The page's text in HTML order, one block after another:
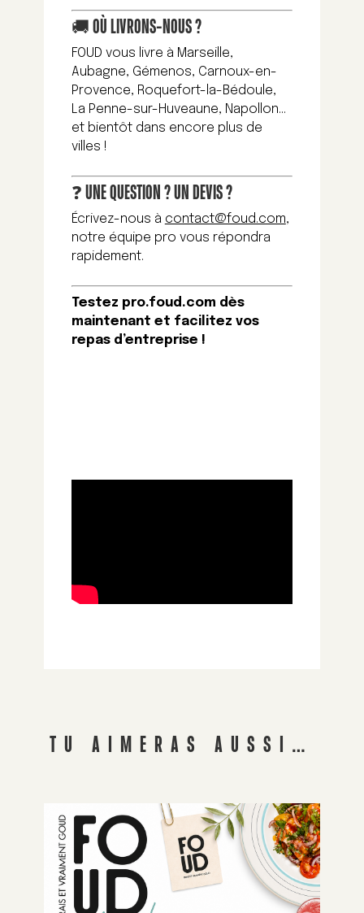
🚚 OÙ LIVRONS-NOUS ?
FOUD vous livre à Marseille,
Aubagne, Gémenos, Carnoux-en-
Provence, Roquefort-la-Bédoule,
La Penne-sur-Huveaune, Napollon…
et bientôt dans encore plus de
villes !
❓ UNE QUESTION ? UN DEVIS ?
Écrivez-nous à contact@foud.com,
notre équipe pro vous répondra
rapidement.
Testez pro.foud.com dès
maintenant et facilitez vos
repas d’entreprise !
TU AIMERAS AUSSI…